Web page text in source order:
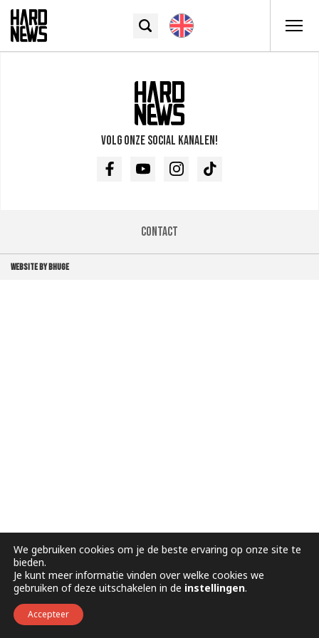
Volg onze social kanalen!
FacebookYoutubeInstagramTikTok
Contact
WEBSITE BY BHUGE
We gebruiken cookies om je de beste ervaring op onze site te
bieden.
Je kunt meer informatie vinden over welke cookies we
gebruiken of deze uitschakelen in de instellingen.
Accepteer